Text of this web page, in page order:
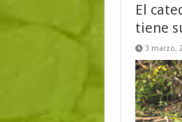
El
tiene
3 marzo,